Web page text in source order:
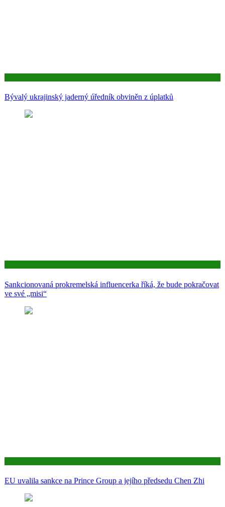
Bývalý ukrajinský jaderný úředník obviněn z úplatků
Sankcionovaná prokremelská influencerka říká, že bude pokračovat
ve své „misi“
EU uvalila sankce na Prince Group a jejího předsedu Chen Zhi